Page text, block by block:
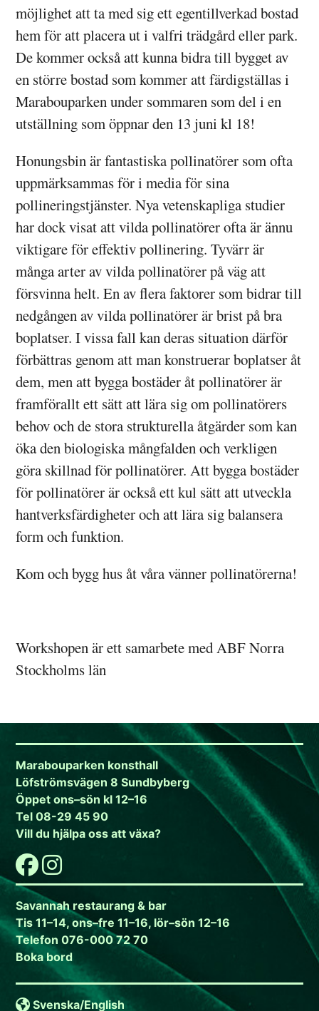
möjlighet att ta med sig ett egentillverkad bostad
hem för att placera ut i valfri trädgård eller park.
De kommer också att kunna bidra till bygget av
en större bostad som kommer att färdigställas i
Marabouparken under sommaren som del i en
utställning som öppnar den 13 juni kl 18!
Honungsbin är fantastiska pollinatörer som ofta
uppmärksammas för i media för sina
pollineringstjänster. Nya vetenskapliga studier
har dock visat att vilda pollinatörer ofta är ännu
viktigare för effektiv pollinering. Tyvärr är
många arter av vilda pollinatörer på väg att
försvinna helt. En av flera faktorer som bidrar till
nedgången av vilda pollinatörer är brist på bra
boplatser. I vissa fall kan deras situation därför
förbättras genom att man konstruerar boplatser åt
dem, men att bygga bostäder åt pollinatörer är
framförallt ett sätt att lära sig om pollinatörers
behov och de stora strukturella åtgärder som kan
öka den biologiska mångfalden och verkligen
göra skillnad för pollinatörer. Att bygga bostäder
för pollinatörer är också ett kul sätt att utveckla
hantverksfärdigheter och att lära sig balansera
form och funktion.
Kom och bygg hus åt våra vänner pollinatörerna!
Workshopen är ett samarbete med ABF Norra
Stockholms län
Marabouparken konsthall
Löfströmsvägen 8 Sundbyberg
Öppet ons–sön kl 12–16
Tel 08-29 45 90
Vill du hjälpa oss att växa?
Savannah restaurang & bar
Tis 11–14, ons–fre 11–16, lör–sön 12–16
Telefon 076-000 72 70
Boka bord
Svenska/English